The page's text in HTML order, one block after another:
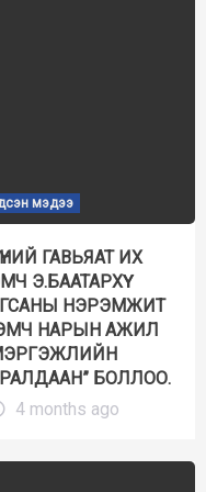
мэдээ
ГАВЬЯАТ ИХ
Э.БААТАРХҮҮ
НЭРЭМЖИТ
НАРЫН АЖИЛ
БОЛЛОО.
4 months ago